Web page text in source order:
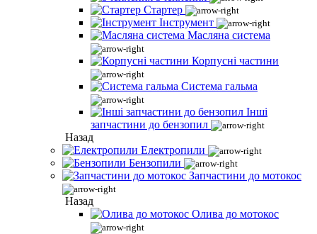
Стартер
Інструмент
Масляна система
Корпусні частини
Система гальма
Інші
запчастини до бензопил
Назад
Електропили
Бензопили
Запчастини до мотокос
Назад
Олива до мотокос